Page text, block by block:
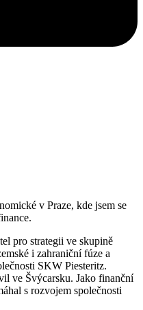
v Praze, kde jsem se
pro strategii ve skupině
i zahraniční fúze a
SKW Piesteritz.
ve Švýcarsku. Jako finanční
s rozvojem společnosti